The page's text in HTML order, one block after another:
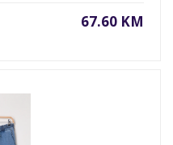
67.60 KM